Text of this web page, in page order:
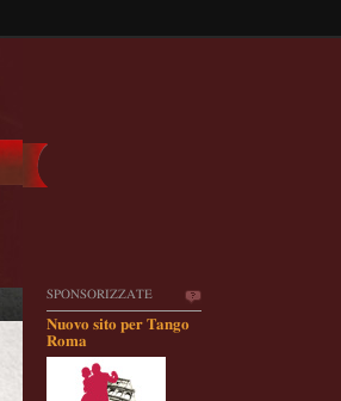
SPONSORIZZATE
Nuovo sito per Tango
Roma